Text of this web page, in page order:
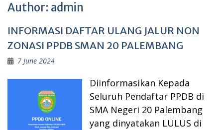
Author: admin
INFORMASI DAFTAR ULANG JALUR NON
ZONASI PPDB SMAN 20 PALEMBANG
7 June 2024
Diinformasikan Kepada
Seluruh Pendaftar PPDB di
SMA Negeri 20 Palembang
yang dinyatakan LULUS di